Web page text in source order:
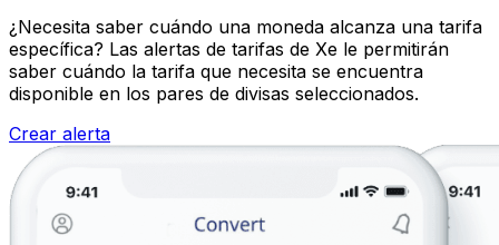
¿Necesita saber cuándo una moneda alcanza una tarifa
específica? Las alertas de tarifas de Xe le permitirán
saber cuándo la tarifa que necesita se encuentra
disponible en los pares de divisas seleccionados.
Crear alerta